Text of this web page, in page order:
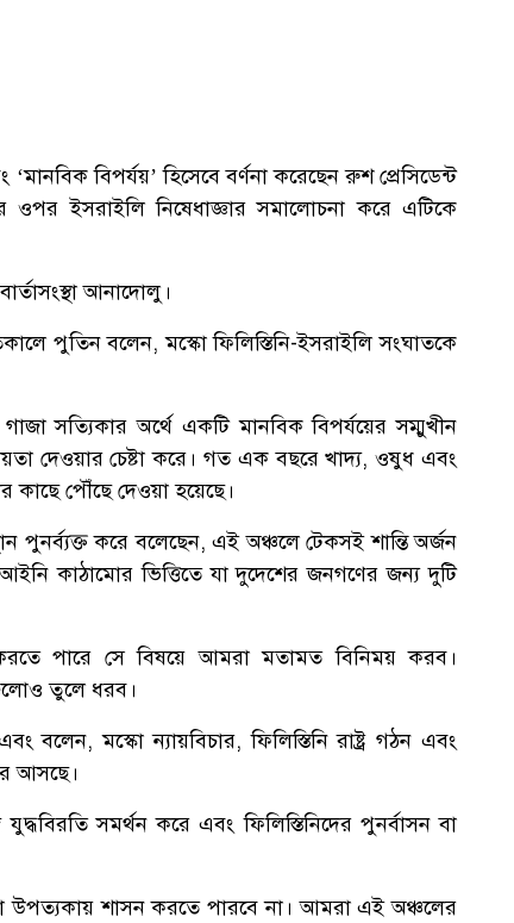
‘মানবিক বিপর্যয়’ হিসেবে বর্ণনা করেছেন রুশ প্রেসিডেন্ট
ওপর ইসরাইলি নিষেধাজ্ঞার সমালোচনা করে এটিকে
আনাদোলু।
পুতিন বলেন, মস্কো ফিলিস্তিনি-ইসরাইলি সংঘাতকে
সত্যিকার অর্থে একটি মানবিক বিপর্যয়ের সম্মুখীন
দেওয়ার চেষ্টা করে। গত এক বছরে খাদ্য, ওষুধ এবং
কাছে পৌঁছে দেওয়া হয়েছে।
পুনর্ব্যক্ত করে বলেছেন, এই অঞ্চলে টেকসই শান্তি অর্জন
কাঠামোর ভিত্তিতে যা দুদেশের জনগণের জন্য দুটি
পারে সে বিষয়ে আমরা মতামত বিনিময় করব।
তুলে ধরব।
বলেন, মস্কো ন্যায়বিচার, ফিলিস্তিনি রাষ্ট্র গঠন এবং
আসছে।
যুদ্ধবিরতি সমর্থন করে এবং ফিলিস্তিনিদের পুনর্বাসন বা
উপত্যকায় শাসন করতে পারবে না। আমরা এই অঞ্চলের